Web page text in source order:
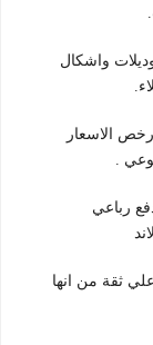
واشكال
الاسعار
.
رباعي
ثقة من انها